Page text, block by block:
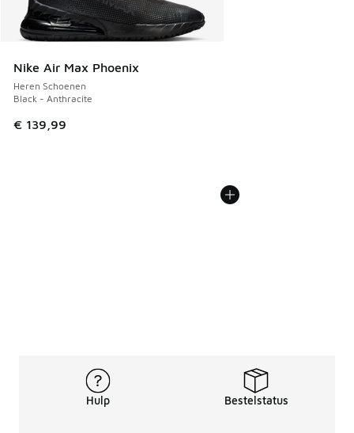
Nike Air Max Phoenix
Heren Schoenen
Black - Anthracite
€ 139,99
Hulp Bestelstatus